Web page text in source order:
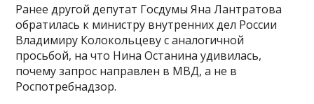
Ранее другой депутат Госдумы Яна Лантратова
обратилась к министру внутренних дел России
Владимиру Колокольцеву с аналогичной
просьбой, на что Нина Останина удивилась,
почему запрос направлен в МВД, а не в
Роспотребнадзор.